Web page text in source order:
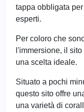
tappa obbligata
esperti.
Per coloro che
l'immersione, il
una scelta ideale.
Situato a pochi
questo sito offre
una varietà di